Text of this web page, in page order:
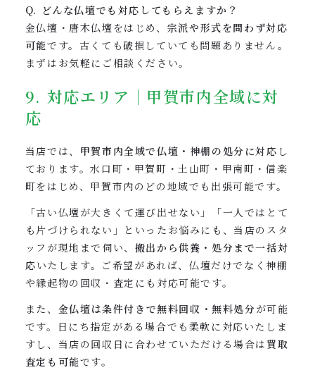
Q. どんな仏壇でも対応してもらえますか？
金仏壇・唐木仏壇をはじめ、 宗派や形式を問わず対応
可能です。古くても破損していても問題ありません。
まずはお気軽にご相談ください。
9. 対応エリア｜甲賀市内全域に対
応
当店では、 甲賀市内全域で仏壇・神棚の処分に対応 し
ております。水口町・甲賀町・土山町・甲南町・信楽
町をはじめ、甲賀市内のどの地域でも出張可能です。
「古い仏壇が大きくて運び出せない」「一人ではとて
も片づけられない」といったお悩みにも、当店のスタ
ッフが現地まで伺い、 搬出から供養・処分まで一括対
応いたします。ご希望があれば、仏壇だけでなく神棚
や縁起物の回収・査定にも対応可能です。
また、 金仏壇は条件付きで無料回収・無料処分が可能
です。日にち指定がある場合でも柔軟に対応いたしま
すし、当店の回収日に合わせていただける場合は 買取
査定も可能です。